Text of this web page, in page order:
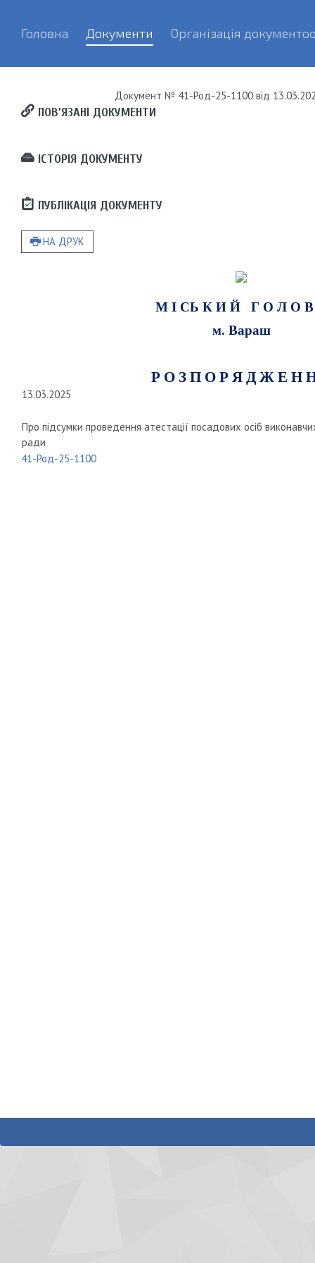
Головна Документи Організація
Документ № 41-Род-25-1100від
ПОВ’ЯЗАНІ ДОКУМЕНТИ
ІСТОРІЯ ДОКУМЕНТУ
ПУБЛІКАЦІЯ ДОКУМЕНТУ
НА ДРУК
М І СЬ К И Й Г О Л О
м. Вараш
Р О З П О Р Я Д Ж Е Н
13.03.2025
Про підсумки проведення атестації посадових осіб
ради
41-Род-25-1100